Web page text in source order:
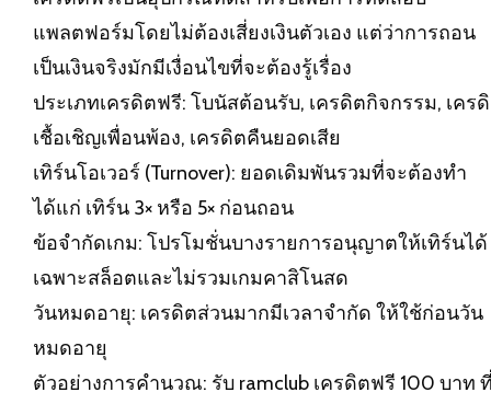
แพลตฟอร์มโดยไม่ต้องเสี่ยงเงินตัวเอง แต่ว่าการถอน
เป็นเงินจริงมักมีเงื่อนไขที่จะต้องรู้เรื่อง
ประเภทเครดิตฟรี: โบนัสต้อนรับ, เครดิตกิจกรรม, เคร
เชื้อเชิญเพื่อนพ้อง, เครดิตคืนยอดเสีย
เทิร์นโอเวอร์ (Turnover): ยอดเดิมพันรวมที่จะต้องทำ
ได้แก่ เทิร์น 3× หรือ 5× ก่อนถอน
ข้อจำกัดเกม: โปรโมชั่นบางรายการอนุญาตให้เทิร์นได้
เฉพาะสล็อตและไม่รวมเกมคาสิโนสด
วันหมดอายุ: เครดิตส่วนมากมีเวลาจำกัด ให้ใช้ก่อนวัน
หมดอายุ
ตัวอย่างการคำนวณ: รับ ramclub เครดิตฟรี 100 บาท